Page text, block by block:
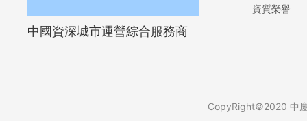
中國資深城市運營綜合服務商
資質榮譽
CopyRight©2020 中